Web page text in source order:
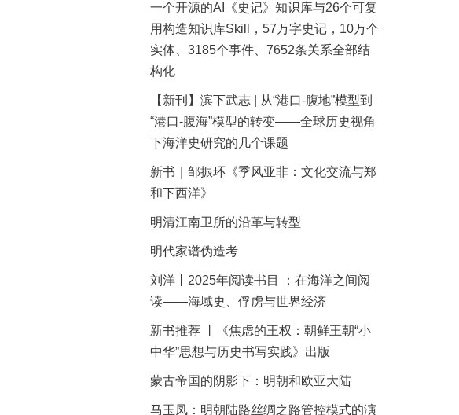
一个开源的AI《史记》知识库与26个可复
用构造知识库Skill，57万字史记，10万个
实体、3185个事件、7652条关系全部结
构化
【新刊】滨下武志 | 从“港口-腹地”模型到
“港口-腹海”模型的转变——全球历史视角
下海洋史研究的几个课题
新书｜邹振环《季风亚非：文化交流与郑
和下西洋》
明清江南卫所的沿革与转型
明代家谱伪造考
刘洋丨2025年阅读书目 ：在海洋之间阅
读——海域史、俘虏与世界经济
新书推荐 丨《焦虑的王权：朝鲜王朝“小
中华”思想与历史书写实践》出版
蒙古帝国的阴影下：明朝和欧亚大陆
马玉凤：明朝陆路丝绸之路管控模式的演